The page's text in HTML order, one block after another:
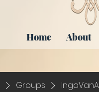
Home About
Groups